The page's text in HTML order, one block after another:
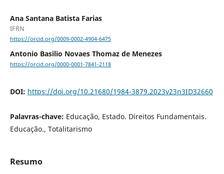
Ana Santana Batista Farias
IFRN
https://orcid.org/0009-0002-4904-6475
Antonio Basilio Novaes Thomaz de Menezes
https://orcid.org/0000-0001-7841-2118
DOI: https://doi.org/10.21680/1984-3879.2023v23n3ID32660
Palavras-chave: Educação, Estado. Direitos Fundamentais.
Educação., Totalitarismo
Resumo